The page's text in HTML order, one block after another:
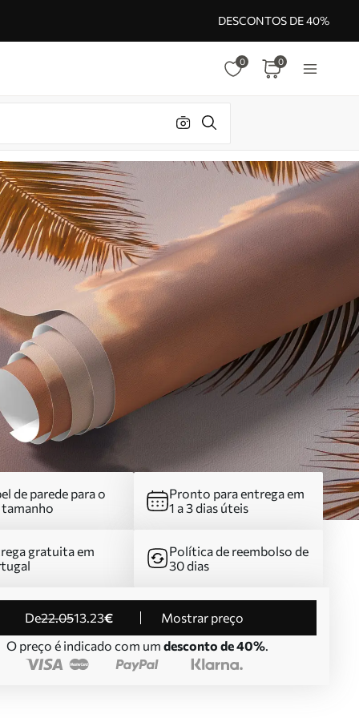
DESCONTOS DE 40%
0 0
de parede para o
tamanho
Pronto para entrega em
1 a 3 dias úteis
gratuita em
Política de reembolso de
30 dias
de22.0513 .23€
Mostrar preço
O preço é indicado com um desconto de 40%.